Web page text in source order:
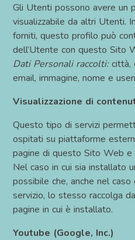
Gli Utenti possono avere un
visualizzabile da altri Utenti.
forniti, questo profilo può
dell’Utente con questo Sito
Dati Personali raccolti:città,
email, immagine, nome e
Visualizzazione di
Questo tipo di servizi
ospitati su piattaforme
pagine di questo Sito Web e
Nel caso in cui sia installato
possibile che, anche nel
servizio, lo stesso raccolga
pagine in cui è installato.
Youtube (Google, Inc.)